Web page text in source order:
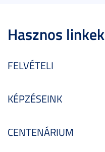
Hasznos linkek
FELVÉTELI
KÉPZÉSEINK
CENTENÁRIUM